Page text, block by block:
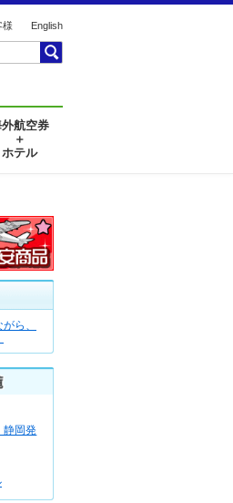
様 English
航空券
＋
ホテル
ら、
静岡発